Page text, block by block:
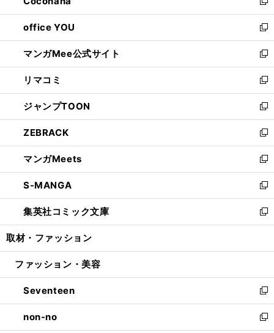
開
く
ウ
で
開
く
い
ウ
ィ
ン
ド
ウ
で
開
く
新
し
い
ウ
ィ
ン
ド
ウ
で
開
く
office YOU
新
し
い
ウ
ィ
ン
ド
ウ
で
開
く
マンガMee公式サイト
新
し
い
ウ
ィ
ン
ド
ウ
で
開
く
リマコミ
新
し
い
ウ
ィ
ン
ド
ウ
で
開
く
ジャンプTOON
新
し
い
ウ
ィ
ン
ド
ウ
で
開
ZEBRACK
新
し
い
ウ
ィ
ン
ド
ウ
開
マンガMeets
新
し
い
ウ
ィ
ン
ウ
開
く
S-MANGA
新
し
い
ウ
ン
ウ
で
開
く
集英社コミック文庫
新
し
ウ
ン
ド
ウ
で
開
取材・ファッション
ファッション・美容
Seventeen
新
し
い
non-no
新